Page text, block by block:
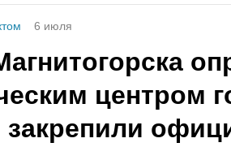
6 июля
центром
закрепили